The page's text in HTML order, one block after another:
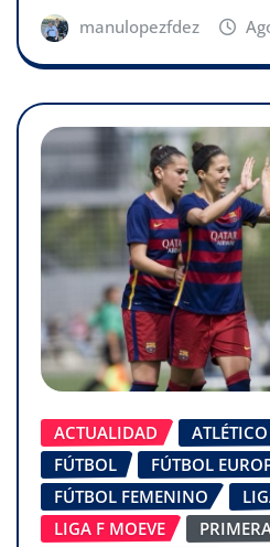
manulopezfdez
ACTUALIDAD
FÚTBOL
FÚTBOL
FÚTBOL FEMENINO
LIGA F MOEVE